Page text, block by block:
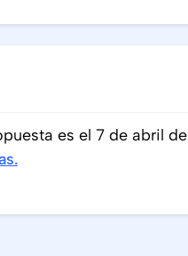
es el 7 de abril de